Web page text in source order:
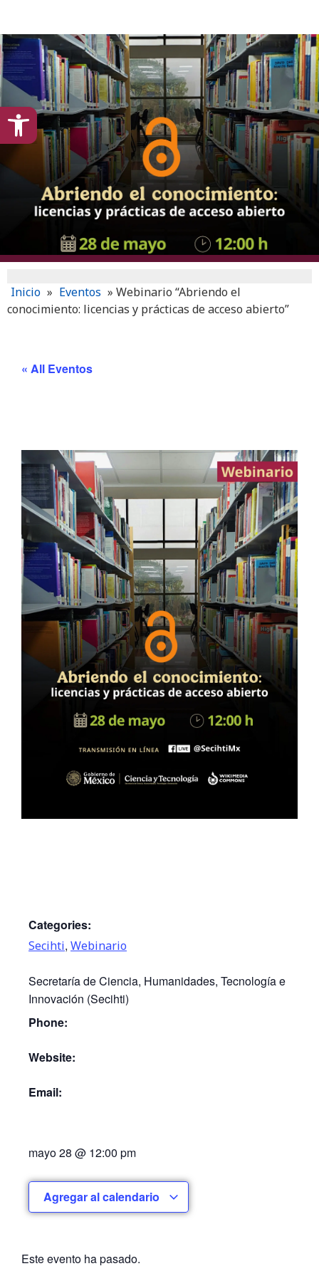
Inicio » Eventos » Webinario “Abriendo el
conocimiento: licencias y prácticas de acceso abierto”
« All Eventos
Categories:
Secihti, Webinario
Secretaría de Ciencia, Humanidades, Tecnología e
Innovación (Secihti)
Phone:
Website:
Email:
mayo 28 @ 12:00 pm
Agregar al calendario
Este evento ha pasado.
Open toolbar